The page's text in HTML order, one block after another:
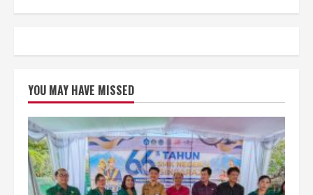
YOU MAY HAVE MISSED